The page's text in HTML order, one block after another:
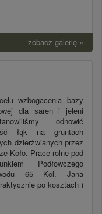
zobacz galerię »
wzbogacenia bazy
dla saren i jeleni
odnowić
łąk na gruntach
dzierżwianych przez
Koło. Prace rolne pod
Podłowczego
65 Kol. Jana
po kosztach )